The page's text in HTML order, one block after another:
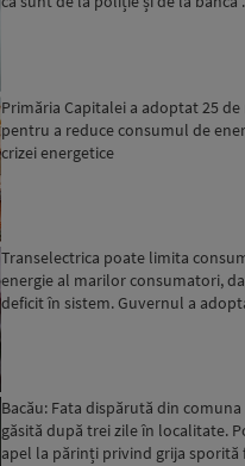
Primăria Capitalei a adoptat 25
pentru a reduce consumul de
crizei energetice
Transelectrica poate limita
energie al marilor consumatori,
deficit în sistem. Guvernul a
Bacău: Fata dispărută din comuna
găsită după trei zile în localitate.
apel la părinți privind grija sporită